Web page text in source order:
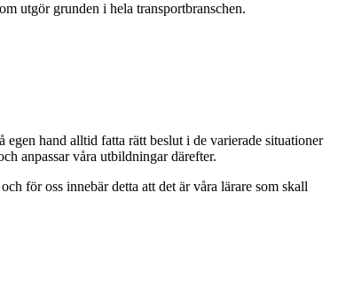
utgör grunden i hela transportbranschen.
hand alltid fatta rätt beslut i de varierade situationer
anpassar våra utbildningar därefter.
för oss innebär detta att det är våra lärare som skall